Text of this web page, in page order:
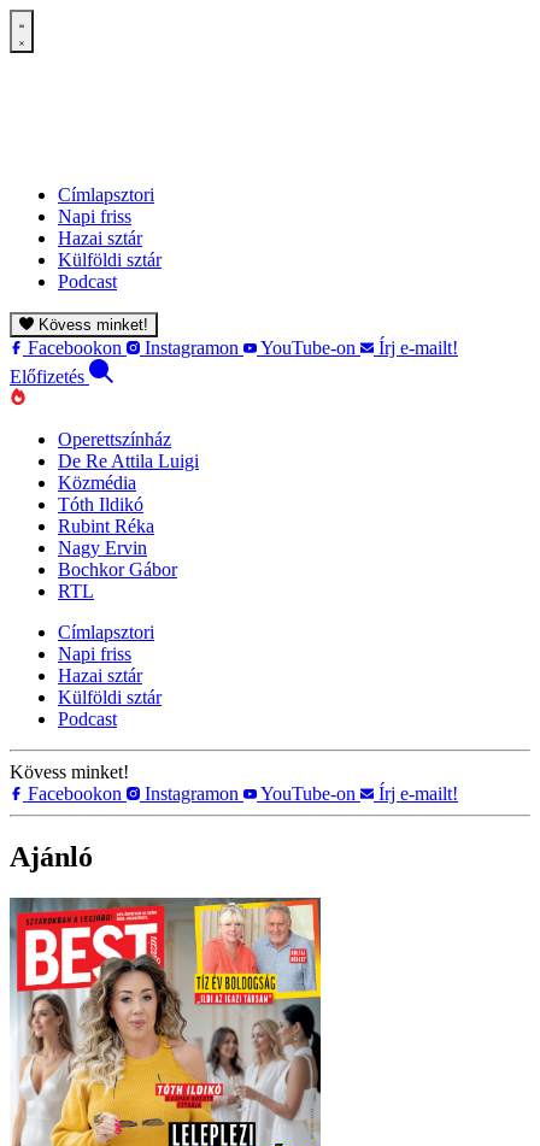
Címlapsztori
Napi friss
Hazai sztár
Külföldi sztár
Podcast
Kövess minket!
Facebookon Instagramon YouTube-on
Írj e-mailt!
Előfizetés
Operettszínház
De Re Attila Luigi
Közmédia
Tóth Ildikó
Rubint Réka
Nagy Ervin
Bochkor Gábor
RTL
Címlapsztori
Napi friss
Hazai sztár
Külföldi sztár
Podcast
Kövess minket!
Facebookon
Instagramon YouTube-on Írj e-mailt!
Ajánló